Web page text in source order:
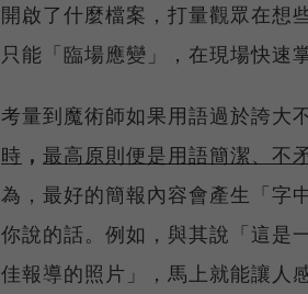
開啟了什麼檔案，打量觀眾在想
只能「臨場應變」，在現場快速
考量到魔術師如果用語過於誇
時 ， 最高原則便是用語簡潔、不
為，最好的簡報內容會產生「字
你說的話。例如，與其說「這是
佳報導的照片」，馬上就能讓人